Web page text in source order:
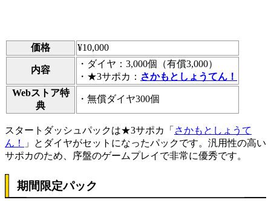
価格 ¥10,000
内容
・ダイヤ：3,000個（有償3,000）
・★3サポカ： さかもとしょうてん！
Webストア特
典
・無償ダイヤ300個
スタートダッシュパックは★3サポカ「 さかもとしょうて
ん！
」とダイヤがセットになったパックです。汎用性の高い
サポカのため、序盤のゲームプレイで非常に優秀です。
期間限定パック